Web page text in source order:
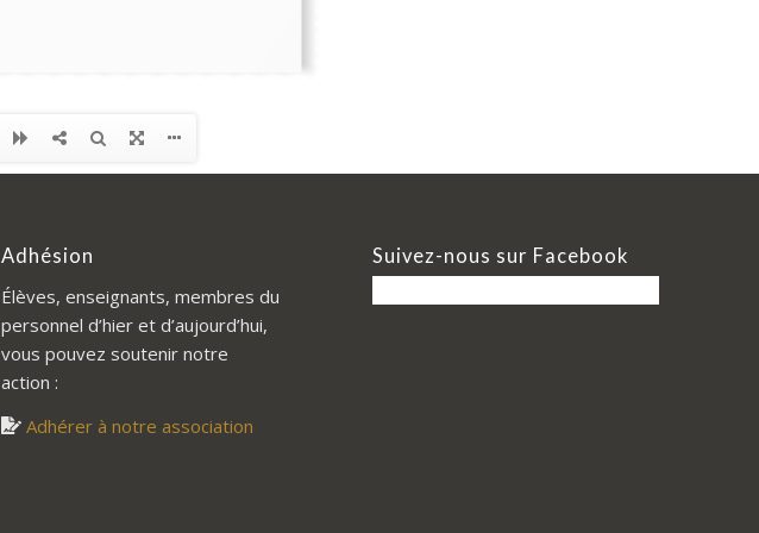
Adhésion
Élèves, enseignants, membres du
personnel d’hier et d’aujourd’hui,
vous pouvez soutenir notre
action :
Adhérer à notre association
Suivez-nous sur Facebook